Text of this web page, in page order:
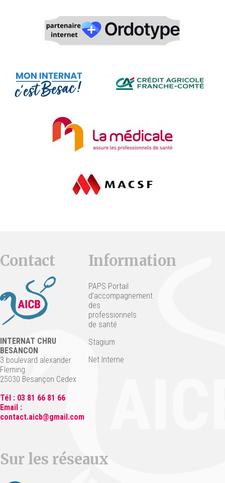
Contact
INTERNAT CHRU
BESANCON
3 boulevard alexander
Fleming
25030 Besançon Cedex
Tél : 03 81 66 81 66
Email :
contact.aicb@gmail.com
Information
PAPS Portail
d’accompagnement
des
professionnels
de santé
Stagium
Net Interne
Sur les réseaux